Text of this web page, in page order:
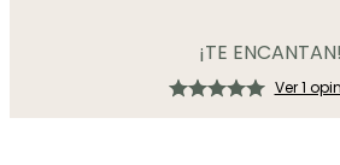
¡TE ENCANTAN!
Ver 1